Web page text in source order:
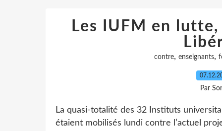
Les IUFM en
contre, enseignants,
Par
La quasi-totalité des 32 Instituts
étaient mobilisés lundi contre l’actuel